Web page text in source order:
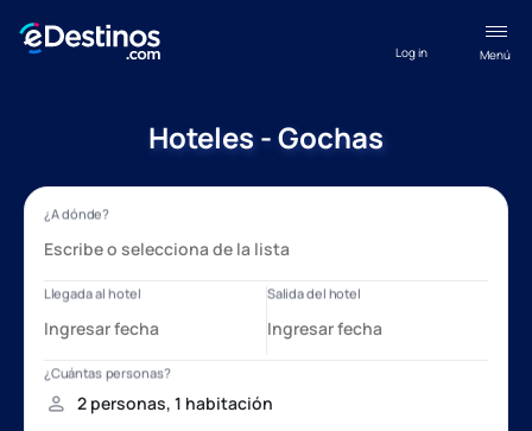
Menú
Log in
Hoteles - Gochas